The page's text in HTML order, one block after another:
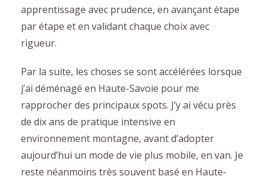
apprentissage avec prudence, en avançant étape
par étape et en validant chaque choix avec
rigueur.
Par la suite, les choses se sont accélérées lorsque
j’ai déménagé en Haute-Savoie pour me
rapprocher des principaux spots. J’y ai vécu près
de dix ans de pratique intensive en
environnement montagne, avant d’adopter
aujourd’hui un mode de vie plus mobile, en van. Je
reste néanmoins très souvent basé en Haute-